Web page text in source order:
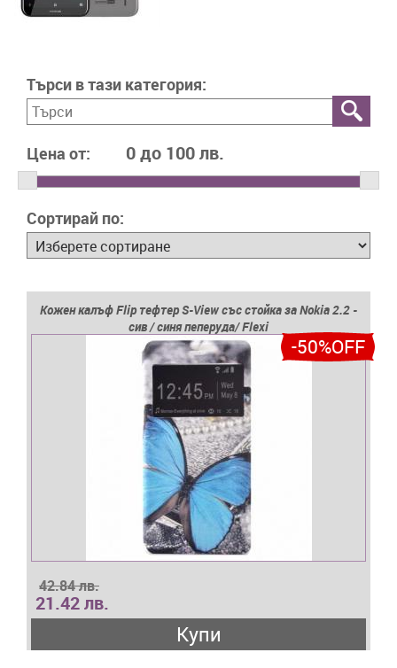
Търси в тази категория:
Цена от:
Сортирай по:
Кожен калъф Flip тефтер S-View със стойка за Nokia 2.2 -
сив / синя пеперуда/ Flexi
-50%OFF
42.84 лв.
21.42 лв.
Купи